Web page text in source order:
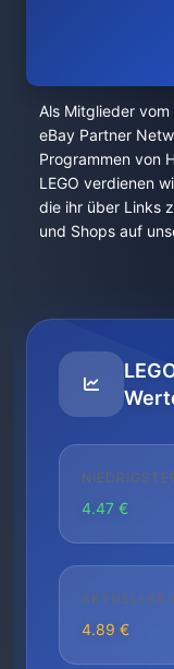
Als Mitglieder
eBay Partner
Programmen von
LEGO verdienen
die ihr über Links
und Shops auf
4.47 €
AKTUELLER
4.89 €